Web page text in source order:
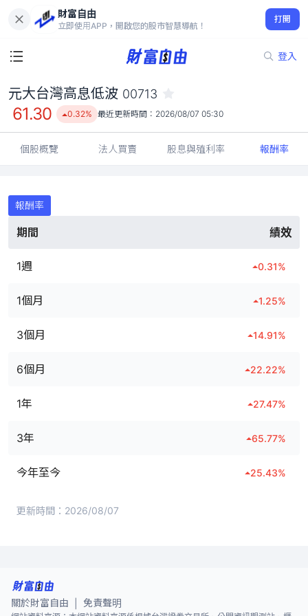
財富自由
立即使用APP，開啟您的股市智慧導航！
打開
登入
61.30
0.32%
元大台灣高息低波 00713
61.30 0.32% 最近更新時間： 2026/08/07 05:30
個股概覽 法人買賣 股息與殖利率 報酬率
報酬率
期間 績效
1週 0.31%
1個月 1.25%
3個月 14.91%
6個月 22.22%
1年 27.47%
3年 65.77%
今年至今 25.43%
更新時間： 2026/08/07
關於財富自由 免責聲明